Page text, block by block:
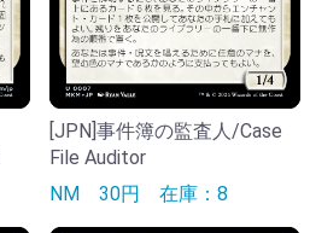
[JPN]事件簿の監査人/Case
File Auditor
NM 30円 在庫：8